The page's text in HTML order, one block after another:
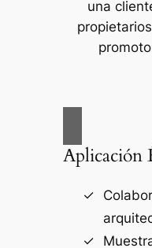
una
Aplicación